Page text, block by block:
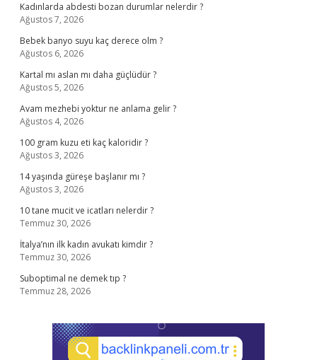
Kadınlarda abdesti bozan durumlar nelerdir ?
Ağustos 7, 2026
Bebek banyo suyu kaç derece olm ?
Ağustos 6, 2026
Kartal mı aslan mı daha güçlüdür ?
Ağustos 5, 2026
Avam mezhebi yoktur ne anlama gelir ?
Ağustos 4, 2026
100 gram kuzu eti kaç kaloridir ?
Ağustos 3, 2026
14 yaşında güreşe başlanır mı ?
Ağustos 3, 2026
10 tane mucit ve icatları nelerdir ?
Temmuz 30, 2026
İtalya’nın ilk kadın avukatı kimdir ?
Temmuz 30, 2026
Suboptimal ne demek tıp ?
Temmuz 28, 2026